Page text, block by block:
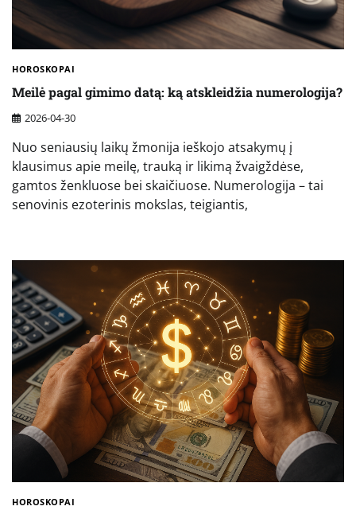
HOROSKOPAI
Meilė pagal gimimo datą: ką atskleidžia numerologija?
2026-04-30
Nuo seniausių laikų žmonija ieškojo atsakymų į
klausimus apie meilę, trauką ir likimą žvaigždėse,
gamtos ženkluose bei skaičiuose. Numerologija – tai
senovinis ezoterinis mokslas, teigiantis,
HOROSKOPAI